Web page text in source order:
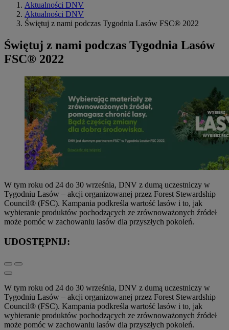
Aktualności DNV
Aktualności DNV
Świętuj z nami podczas Tygodnia Lasów FSC® 2022
Świętuj z nami podczas Tygodnia Lasów
FSC® 2022
W tym roku od 24 do 30 września, DNV z dumą uczestniczy w
Tygodniu Lasów – akcji organizowanej przez Forest Stewardship
Council® (FSC). Kampania podkreśla wartość lasów i to, jak
wybieranie produktów pochodzących ze zrównoważonych źródeł
może pomóc w zachowaniu lasów dla przyszłych pokoleń.
UDOSTĘPNIJ:
W tym roku od 24 do 30 września, DNV z dumą uczestniczy w
Tygodniu Lasów – akcji organizowanej przez Forest Stewardship
Council® (FSC). Kampania podkreśla wartość lasów i to, jak
wybieranie produktów pochodzących ze zrównoważonych źródeł
może pomóc w zachowaniu lasów dla przyszłych pokoleń.